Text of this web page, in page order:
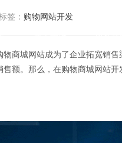
关于方维 服务范
签： 购物网站开发
商城网站成为了企业拓宽销
额。那么，在购物商城网站